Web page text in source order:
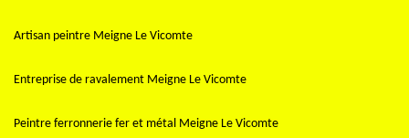
Artisan peintre Meigne Le Vicomte
Entreprise de ravalement Meigne Le Vicomte
Peintre ferronnerie fer et métal Meigne Le Vicomte